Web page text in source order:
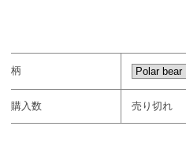
柄
購入数 売り切れ